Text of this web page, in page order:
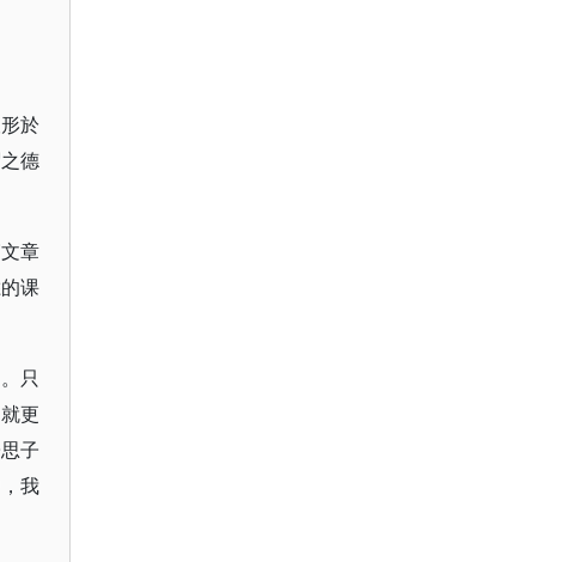
於
德
章
课
只
更
子
我